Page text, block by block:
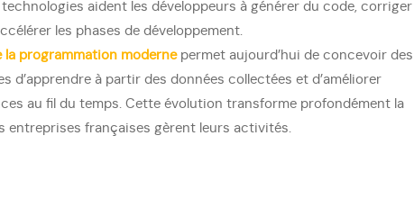
technologies aident les développeurs à générer du code, corriger
les phases de développement.
la programmation modernepermet aujourd’hui de concevoir des
d’apprendre à partir des données collectées et d’améliorer
au fil du temps. Cette évolution transforme profondément la
entreprises françaises gèrent leurs activités.